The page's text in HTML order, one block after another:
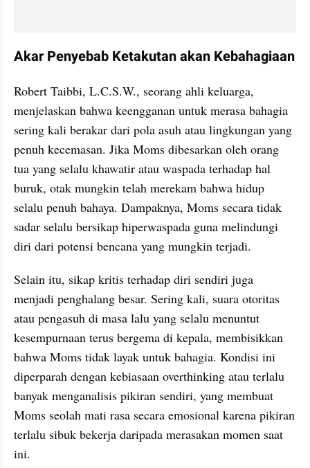
Akar Penyebab Ketakutan akan Kebahagiaan
Robert Taibbi, L.C.S.W., seorang ahli keluarga,
menjelaskan bahwa keengganan untuk merasa bahagia
sering kali berakar dari pola asuh atau lingkungan yang
penuh kecemasan. Jika Moms dibesarkan oleh orang
tua yang selalu khawatir atau waspada terhadap hal
buruk, otak mungkin telah merekam bahwa hidup
selalu penuh bahaya. Dampaknya, Moms secara tidak
sadar selalu bersikap hiperwaspada guna melindungi
diri dari potensi bencana yang mungkin terjadi.
Selain itu, sikap kritis terhadap diri sendiri juga
menjadi penghalang besar. Sering kali, suara otoritas
atau pengasuh di masa lalu yang selalu menuntut
kesempurnaan terus bergema di kepala, membisikkan
bahwa Moms tidak layak untuk bahagia. Kondisi ini
diperparah dengan kebiasaan overthinking atau terlalu
banyak menganalisis pikiran sendiri, yang membuat
Moms seolah mati rasa secara emosional karena pikiran
terlalu sibuk bekerja daripada merasakan momen saat
ini.